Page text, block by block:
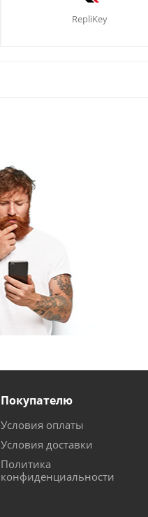
RepliKey
Покупателю
Условия оплаты
Условия доставки
Политика
конфиденциальности